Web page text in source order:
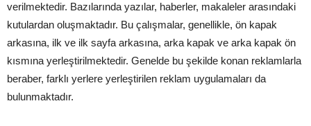
verilmektedir. Bazılarında yazılar, haberler, makaleler arasındaki
kutulardan oluşmaktadır. Bu çalışmalar, genellikle, ön kapak
arkasına, ilk ve ilk sayfa arkasına, arka kapak ve arka kapak ön
kısmına yerleştirilmektedir. Genelde bu şekilde konan reklamlarla
beraber, farklı yerlere yerleştirilen reklam uygulamaları da
bulunmaktadır.